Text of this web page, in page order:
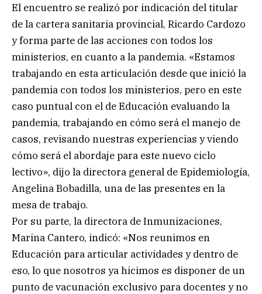
El encuentro se realizó por indicación del titular
de la cartera sanitaria provincial, Ricardo Cardozo
y forma parte de las acciones con todos los
ministerios, en cuanto a la pandemia. «Estamos
trabajando en esta articulación desde que inició la
pandemia con todos los ministerios, pero en este
caso puntual con el de Educación evaluando la
pandemia, trabajando en cómo será el manejo de
casos, revisando nuestras experiencias y viendo
cómo será el abordaje para este nuevo ciclo
lectivo», dijo la directora general de Epidemiología,
Angelina Bobadilla, una de las presentes en la
mesa de trabajo.
Por su parte, la directora de Inmunizaciones,
Marina Cantero, indicó: «Nos reunimos en
Educación para articular actividades y dentro de
eso, lo que nosotros ya hicimos es disponer de un
punto de vacunación exclusivo para docentes y no